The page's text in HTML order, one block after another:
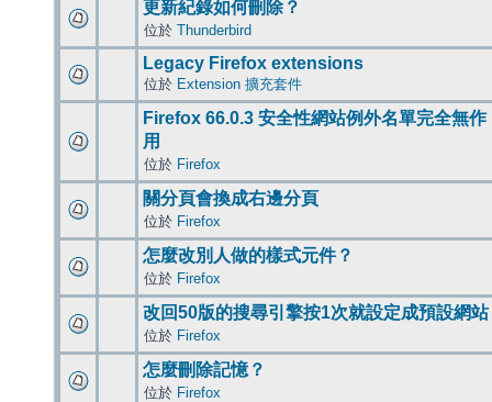
更新紀錄如何刪除？
位於 Thunderbird
Legacy Firefox extensions
位於 Extension 擴充套件
Firefox 66.0.3 安全性網站例外名單完全無作
用
位於 Firefox
關分頁會換成右邊分頁
位於 Firefox
怎麼改別人做的樣式元件？
位於 Firefox
改回50版的搜尋引擎按1次就設定成預設網站
位於 Firefox
怎麼刪除記憶？
位於 Firefox